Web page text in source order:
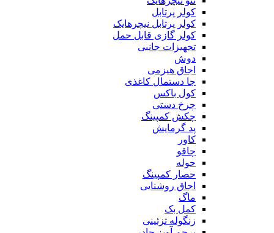
کولر پرتابل
کولر پرتابل نیچرهایک
کولر گازی قابل حمل
تجهیزات جانبی
دوش
اجاق هیزمی
جا دستمال کاغذی
کول باکس
چرخ دستی
چکش کمپینگ
پد گرمایش
کاور
چاقو
حوله
حصار کمپینگ
اجاق روشنایی
ماگ
کمل بک
زنگوله تزئینی